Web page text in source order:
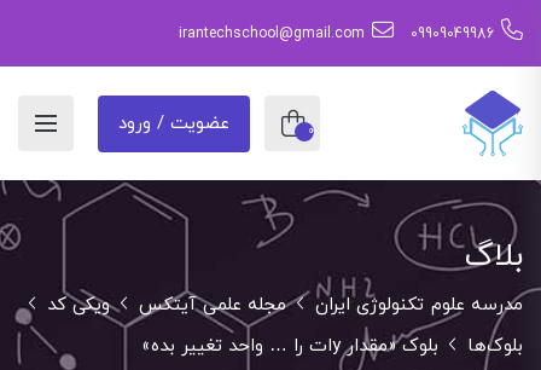
09909049986
irantechschool@gmail.com
0 عضویت / ورود
بلاگ
مدرسه علوم تکنولوژی ایران مجله علمی آیتکس
ویکی کد
بلوک‌ها
بلوک «مقدار yات را … واحد تغییر بده»